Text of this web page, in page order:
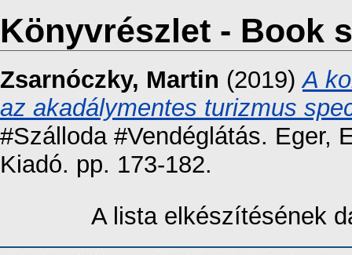
Könyvrészlet - Book
Zsarnóczky, Martin (2019)A
az akadálymentes turizmus
#Szálloda #Vendéglátás. Eger,
Kiadó. pp. 173-182.
A lista elkészítésének